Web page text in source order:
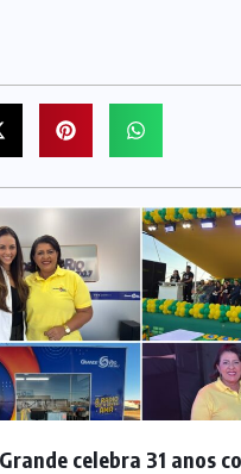
celebra 31 anos